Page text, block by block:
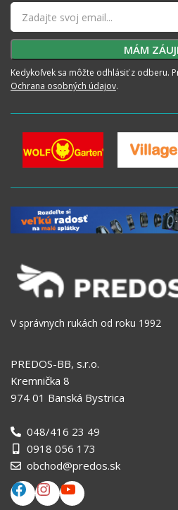
Kedykoľvek sa môžte odhlásiť z odberu.
Ochrana osobných údajov.
V správnych rukách od roku 1992
PREDOS-BB, s.r.o.
Kremnička 8
974 01 Banská Bystrica
048/416 23 49
0918 056 173
obchod@predos.sk